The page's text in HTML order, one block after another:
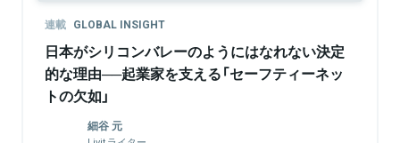
連載 GLOBAL INSIGHT
日本がシリコンバレーのようにはなれない決定
的な理由──起業家を支える「セーフティーネッ
トの欠如」
細谷 元